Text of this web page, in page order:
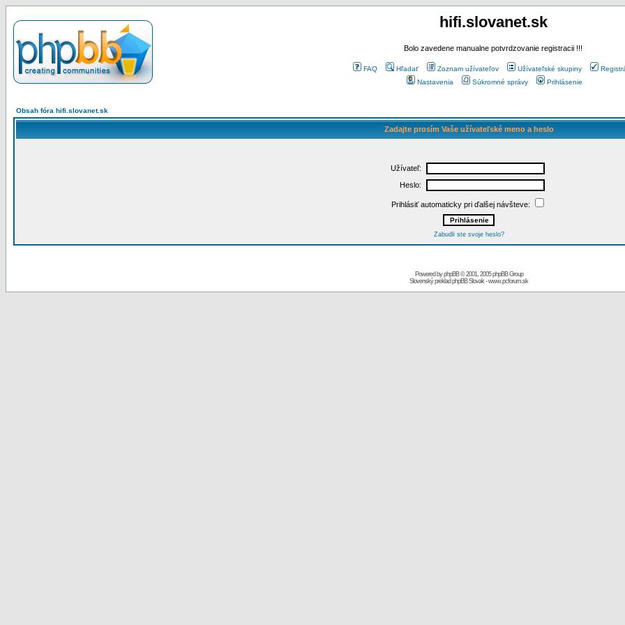
hifi.slovanet.sk
Bolo zavedene manualne potvrdzovanie registracii !!!
FAQ Hľadať Zoznam užívateľov Užívateľské skupiny
Nastavenia
Súkromné správy Prihlásenie
Obsah fóra hifi.slovanet.sk
Zadajte prosím Vaše užívateľské meno a heslo
Užívateľ:
Heslo:
Prihlásiť automaticky pri ďalšej návšteve:
Zabudli ste svoje heslo?
Powered byphpBB© 2001, 2005 phpBB Group
Slovenský preklad phpBB Slovak-www.pcforum.sk